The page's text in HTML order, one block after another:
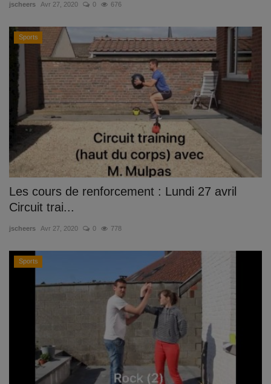
jscheers Avr 27, 2020 0 676
Sports
Les cours de renforcement : Lundi 27 avril
Circuit trai...
jscheers Avr 27, 2020 0 778
Sports